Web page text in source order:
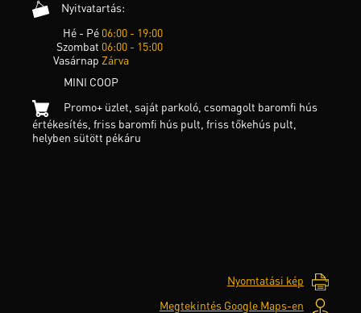
Nyitvatartás:
Hé - Pé 06:00 - 19:00
Szombat 06:00 - 15:00
Vasárnap Zárva
MINI COOP
Promo+ üzlet, saját parkoló, csomagolt baromfi hús
értékesítés, friss baromfi hús pult, friss tőkehús pult,
helyben sütött pékáru
Nyomtatási kép
Megtekintés Google Maps-en